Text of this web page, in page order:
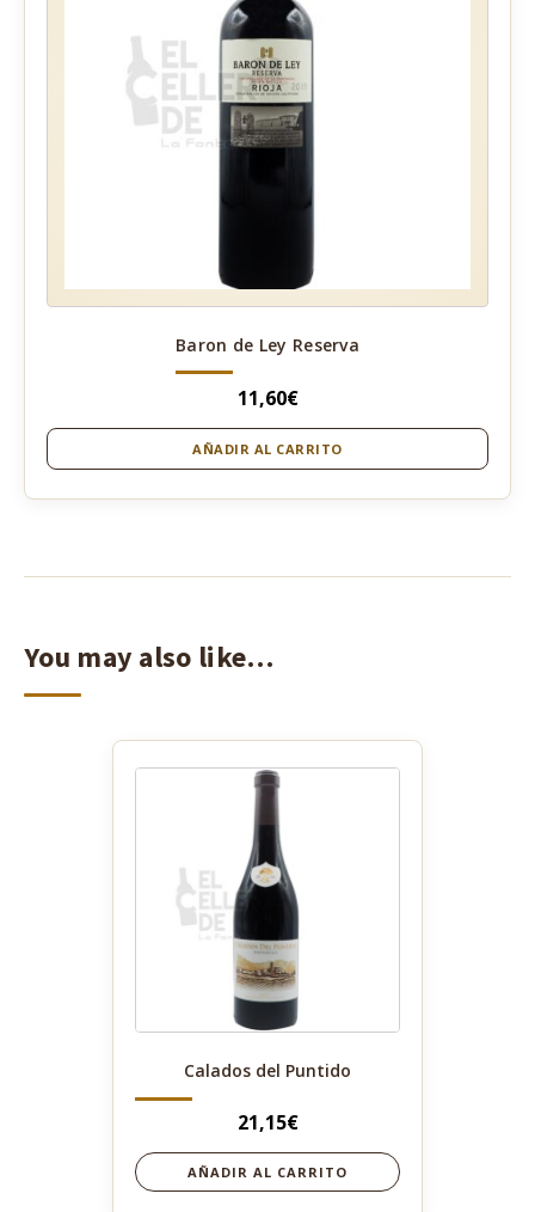
Baron de Ley Reserva
11,60€
AÑADIR AL CARRITO
You may also like…
Calados del Puntido
21,15€
AÑADIR AL CARRITO